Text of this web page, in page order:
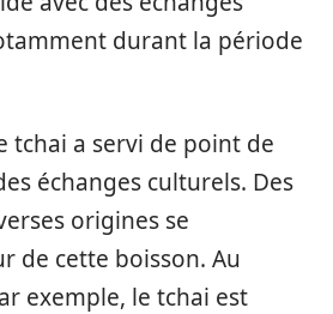
durant la période
tchai a servi de point de
échanges culturels. Des
origines se
de cette boisson. Au
exemple, le tchai est